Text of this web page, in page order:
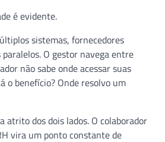
é evidente.
sistemas, fornecedores
O gestor navega entre
não sabe onde acessar suas
o benefício? Onde resolvo um
atrito dos dois lados. O colaborador
vira um ponto constante de